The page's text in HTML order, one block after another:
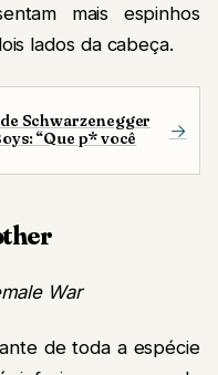
mais espinhos
lados da cabeça.
Schwarzenegger
“Que p* você
→
War
de toda a espécie